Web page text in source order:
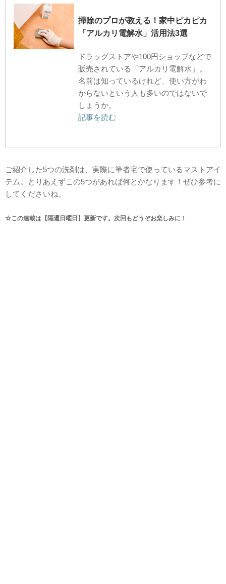
掃除のプロが教える！家中ピカピカ
「アルカリ電解水」活用法3選
ドラッグストアや100円ショップなどで
販売されている「アルカリ電解水」。
名前は知っているけれど、使い方がわ
からないという人も多いのではないで
しょうか。
記事を読む
ご紹介した5つの洗剤は、実際に筆者宅で使っているマストアイ
テム。とりあえずこの5つがあれば何とかなります！ぜひ参考に
してくださいね。
☆この連載は【隔週日曜日】更新です。次回もどうぞお楽しみに！